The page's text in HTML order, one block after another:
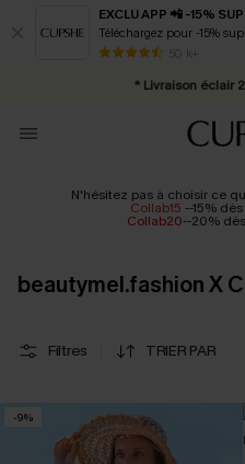
EXCLU APP 📲 -15%
Téléchargez pour -15%
50 k+
* Livraison éclair
Abonnement E-mail :
N'hésitez pas à choisir ce
Collab15 --15%
Collab20--20%
beautymel.fashion X
Filtres TRIER PAR
-9%